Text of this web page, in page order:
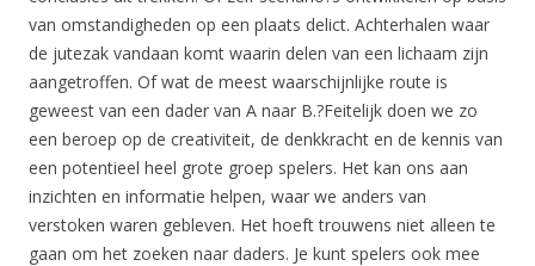
van omstandigheden op een plaats delict. Achterhalen waar
de jutezak vandaan komt waarin delen van een lichaam zijn
aangetroffen. Of wat de meest waarschijnlijke route is
geweest van een dader van A naar B.?Feitelijk doen we zo
een beroep op de creativiteit, de denkkracht en de kennis van
een potentieel heel grote groep spelers. Het kan ons aan
inzichten en informatie helpen, waar we anders van
verstoken waren gebleven. Het hoeft trouwens niet alleen te
gaan om het zoeken naar daders. Je kunt spelers ook mee